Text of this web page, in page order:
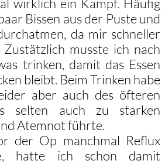
wirklich ein Kampf. Häufig
Bissen aus der Puste und
da mir schneller
musste ich nach
trinken, damit das Essen
bleibt. Beim Trinken habe
aber auch des öfteren
selten auch zu starken
Atemnot führte.
der Op manchmal Reflux
hatte ich schon damit